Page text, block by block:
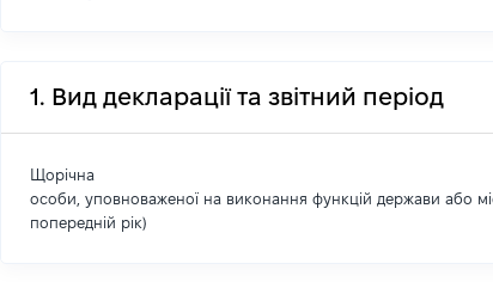
1. Вид декларації та звітний період
Щорічна
особи, уповноваженої на виконання функцій держави або
попередній рік)